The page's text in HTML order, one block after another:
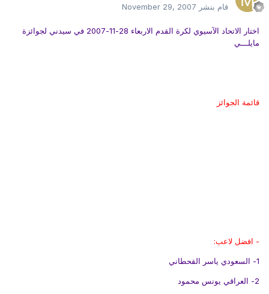
قام بنشر November 29, 2007
اختار الاتحاد الآسيوي لكرة القدم الاربعاء 28-11-2007 في سيدني لجوائزة
مايلـــي
قائمة الجوائز
- افضل لاعب:
2- العراقي يونس محمود